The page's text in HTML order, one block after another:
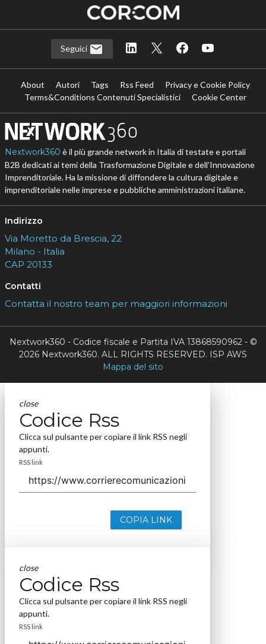
Seguici
About Autori Tags Rss Feed
Privacy e Cookie Policy
Terms&Conditions Contenuti Specialistici
Cookie Center
Nextwork360 è il più grande network in Italia di testate e portali
B2B dedicati ai temi della Trasformazione Digitale e dell’Innovazione
Imprenditoriale. Ha la missione di diffondere la cultura digitale e
imprenditoriale nelle imprese e pubbliche amministrazioni italiane.
Indirizzo
Via Moretto da Brescia, 22
Milano - Italia
CAP 20133
Contatti
Contatta il nostro team per maggiori informazioni
Nextwork360 - Codice fiscale e Partita IVA 13868590962 - ©
2026 Nextwork360. ALL RIGHTS RESERVED. ISP AWS
Mappa del sito
close
Codice Rss
Clicca sul pulsante per copiare il link RSS negli
appunti.
RSS link
COPIA LINK
close
Codice Rss
Clicca sul pulsante per copiare il link RSS negli
appunti.
RSS link